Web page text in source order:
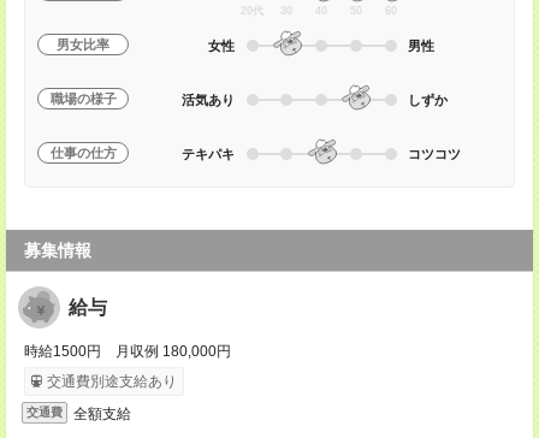
20代 30 40 50 60
男女比率 女性 男性
職場の様子 活気あり しずか
仕事の仕方 テキパキ コツコツ
募集情報
給与
時給1500円 月収例 180,000円
交通費別途支給あり
交通費 全額支給